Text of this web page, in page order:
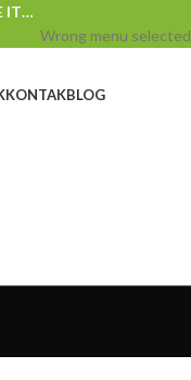
IT…
Wrong menu selected
KONTAKBLOG